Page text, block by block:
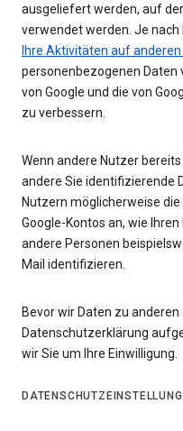
ausgeliefert werden, auf
verwendet werden. Je
Ihre Aktivitäten auf
personenbezogenen Daten
von Google und die von
zu verbessern.
Wenn andere Nutzer
andere Sie identifizierende
Nutzern möglicherweise
Google-Kontos an, wie
andere Personen
Mail identifizieren.
Bevor wir Daten zu anderen
Datenschutzerklärung
wir Sie um Ihre Einwilligung.